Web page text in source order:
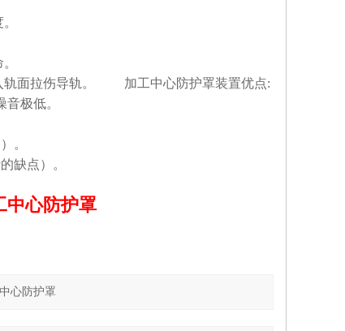
轨面拉伤导轨。 加工中心防护罩装置优点:
极低。
。
缺点）。
中心防护罩